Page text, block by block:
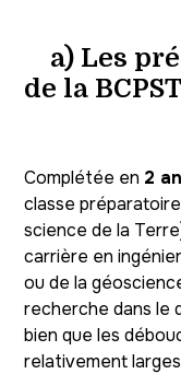
a) Les
de la BCPST
Complétée en 2
classe
science de la
carrière en
ou de la
recherche dans le
bien que les
relativement